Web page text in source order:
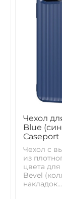
Чехол
Blue
Caseport
Чехол с
из
цвета
Bevel
накладок...